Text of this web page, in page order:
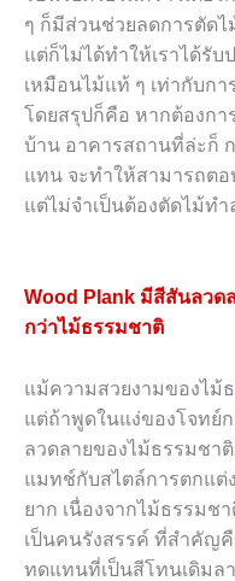
ๆ ก็มีส่วนช่วยลดการตัดไ
แต่ก็ไม่ได้ทำให้เราได้รั
เหมือนไม้แท้ ๆ เท่ากับกา
โดยสรุปก็คือ หากต้องกา
บ้าน อาคารสถานที่ล่ะก็
แทน จะทำให้สามารถต
แต่ไม่จำเป็นต้องตัดไม้ทำ
Wood Plank มีสีสันลวด
กว่าไม้ธรรมชาติ
แม้ความสวยงามของไม้
แต่ถ้าพูดในแง่ของโจทย์
ลวดลายของไม้ธรรมชา
แมทช์กับสไตล์การตกแต่
ยาก เนื่องจากไม้ธรรม
เป็นคนรังสรรค์ ที่สำคัญคื
ทดแทนที่เป็นสีโทนเดิมล